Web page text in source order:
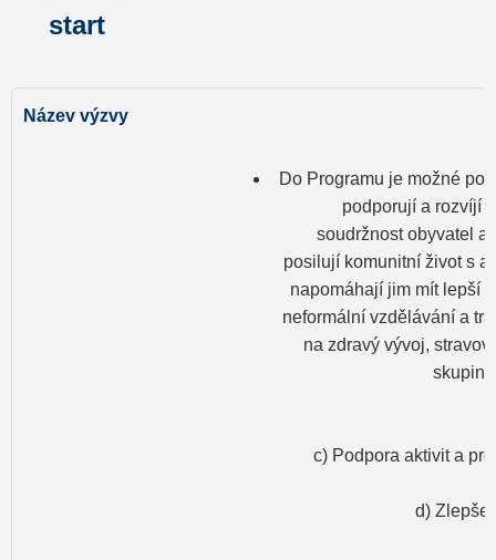
start
Do Programu je možné
podporují a rozvíjí
soudržnost obyvatel a
posilují komunitní život s
napomáhají jim mít lepší
neformální vzdělávání a
na zdravý vývoj,
c) Podpora aktivit a
d)